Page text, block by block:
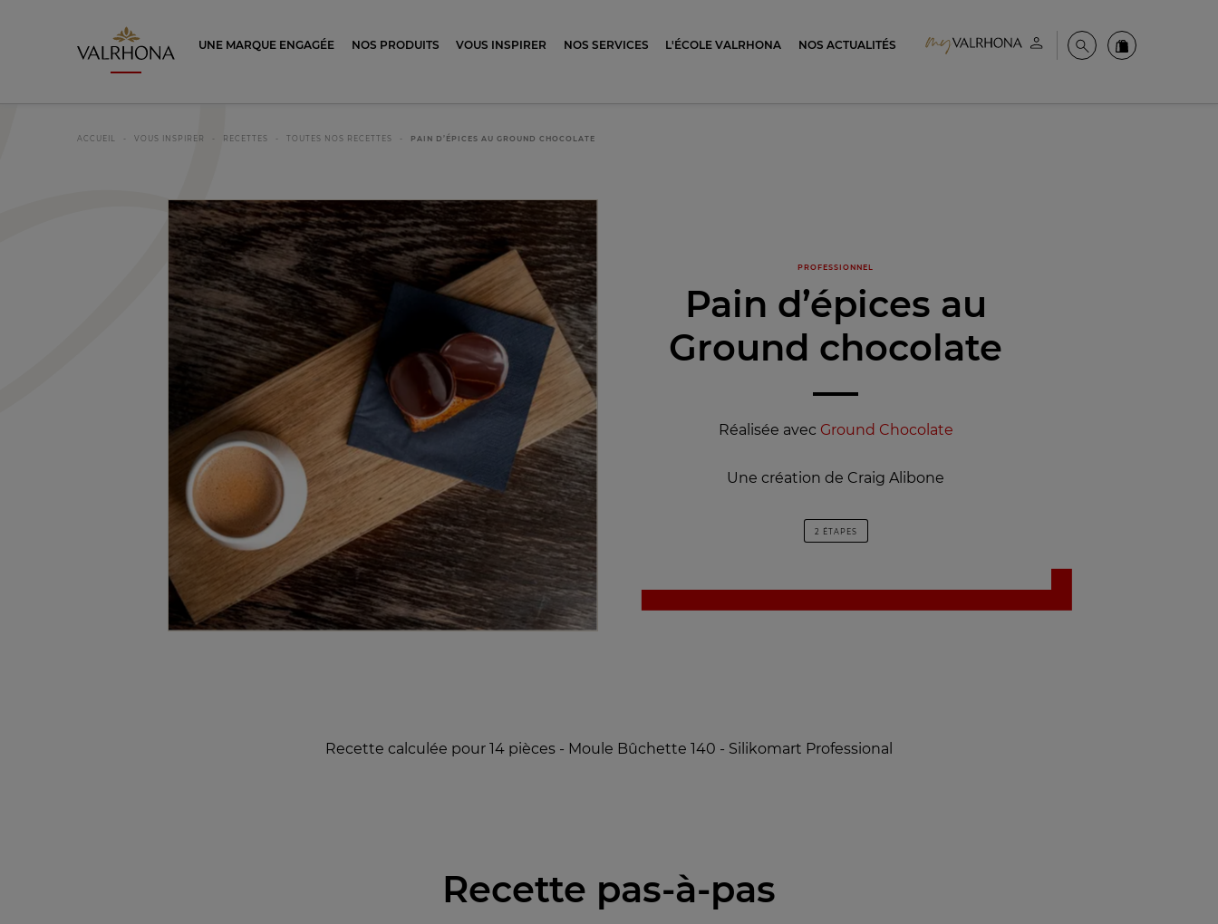
Valrhona - Imaginons le meilleur du chocolat
Espace client RechercheCommandez
UNE MARQUE ENGAGÉE NOS PRODUITS VOUS INSPIRER NOS SERVICES L'ÉCOLE VALRHONA NOS ACTUALITÉS
ACCUEIL VOUS INSPIRER RECETTES TOUTES NOS RECETTES PAIN D’ÉPICES AU GROUND CHOCOLATE
PROFESSIONNEL
Pain d’épices au
Ground chocolate
Réalisée avec Ground Chocolate
Une création de Craig Alibone
2 ÉTAPES
Recette calculée pour 14 pièces - Moule Bûchette 140 - Silikomart Professional
Recette pas-à-pas